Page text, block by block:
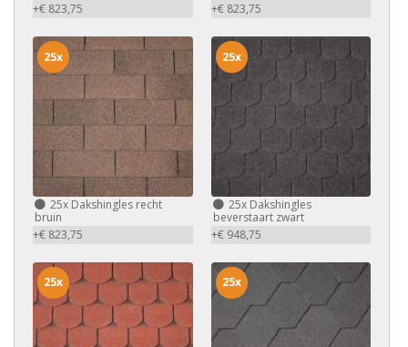
+€ 823,75
+€ 823,75
25x Dakshingles recht
bruin
+€ 823,75
25x
25xDakshingles
beverstaart zwart
+€ 948,75
25x
25x 25x